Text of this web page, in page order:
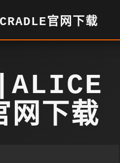
官网下载
网下载